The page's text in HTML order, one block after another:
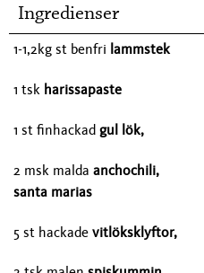
Ingredienser
1-1,2kg st benfri lammstek
1 tsk harissapaste
1 st finhackad gul lök,
2 msk malda anchochili,
santa marias
5 st hackade vitlöksklyftor,